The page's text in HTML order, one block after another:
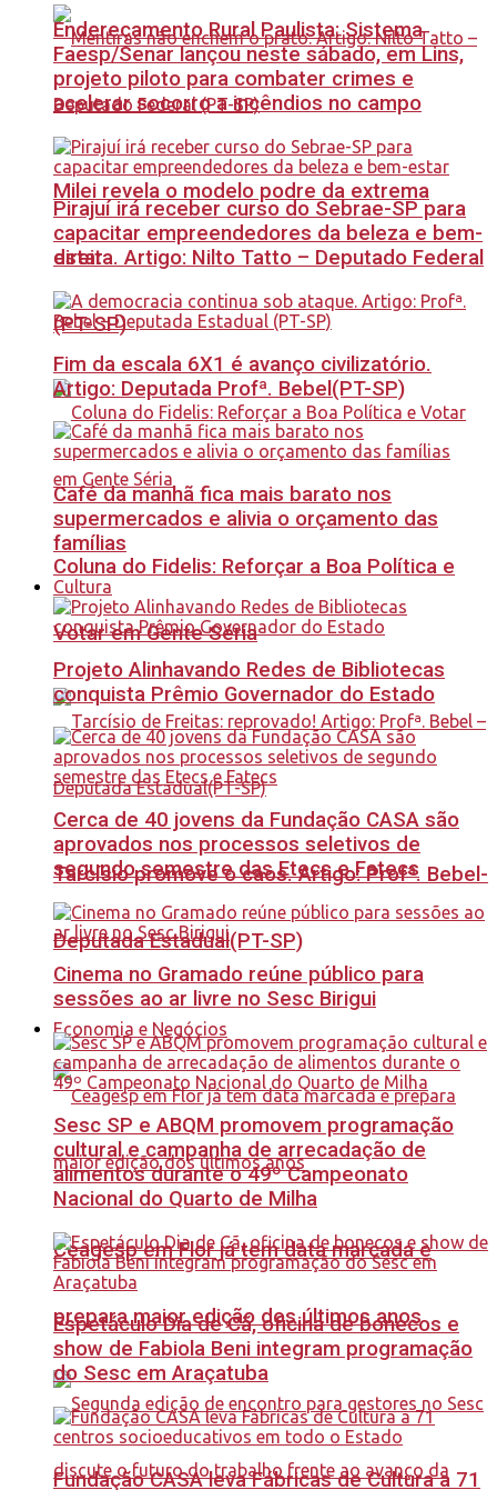
Milei revela o modelo podre da extrema
direita. Artigo: Nilto Tatto – Deputado Federal
(PT-SP)
Coluna do Fidelis: Reforçar a Boa Política e
Votar em Gente Séria
Tarcísio promove o caos. Artigo: Profª. Bebel-
Deputada Estadual(PT-SP)
Economia e Negócios
Ceagesp em Flor já tem data marcada e
prepara maior edição dos últimos anos
Endereçamento Rural Paulista: Sistema
Faesp/Senar lançou neste sábado, em Lins,
projeto piloto para combater crimes e
acelerar socorro a incêndios no campo
Pirajuí irá receber curso do Sebrae-SP para
capacitar empreendedores da beleza e bem-
estar
Fim da escala 6X1 é avanço civilizatório.
Artigo: Deputada Profª. Bebel(PT-SP)
Café da manhã fica mais barato nos
supermercados e alivia o orçamento das
famílias
Cultura
Projeto Alinhavando Redes de Bibliotecas
conquista Prêmio Governador do Estado
Cerca de 40 jovens da Fundação CASA são
aprovados nos processos seletivos de
segundo semestre das Etecs e Fatecs
Cinema no Gramado reúne público para
sessões ao ar livre no Sesc Birigui
Sesc SP e ABQM promovem programação
cultural e campanha de arrecadação de
alimentos durante o 49º Campeonato
Nacional do Quarto de Milha
Espetáculo Dia de Cã, oficina de bonecos e
show de Fabiola Beni integram programação
do Sesc em Araçatuba
Fundação CASA leva Fábricas de Cultura a 71